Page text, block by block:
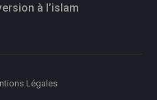
à l’islam
Légales